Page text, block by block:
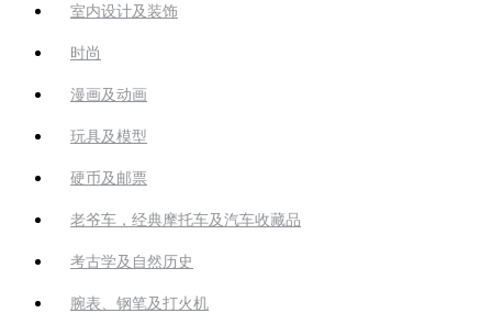
室内设计及装饰
时尚
漫画及动画
玩具及模型
硬币及邮票
老爷车，经典摩托车及汽车收藏品
考古学及自然历史
腕表、钢笔及打火机